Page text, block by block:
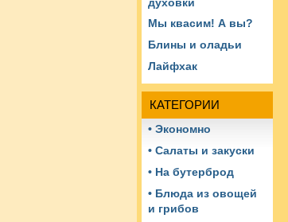
духовки
Мы квасим! А вы?
Блины и оладьи
Лайфхак
КАТЕГОРИИ
• Экономно
• Салаты и закуски
• На бутерброд
• Блюда из овощей
и грибов